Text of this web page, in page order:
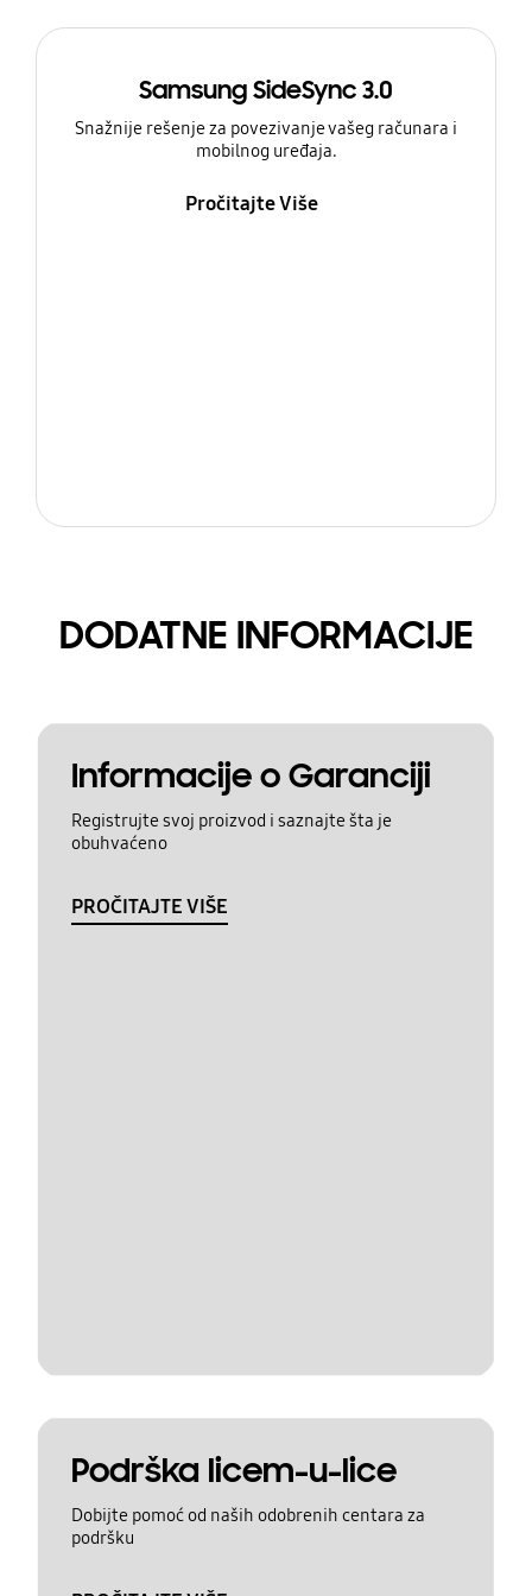
Samsung SideSync 3.0
Snažnije rešenje za povezivanje vašeg računara i
mobilnog uređaja.
Pročitajte Više
DODATNE INFORMACIJE
Informacije o Garanciji
Registrujte svoj proizvod i saznajte šta je
obuhvaćeno
PROČITAJTE VIŠE
Podrška licem-u-lice
Dobijte pomoć od naših odobrenih centara za
podršku